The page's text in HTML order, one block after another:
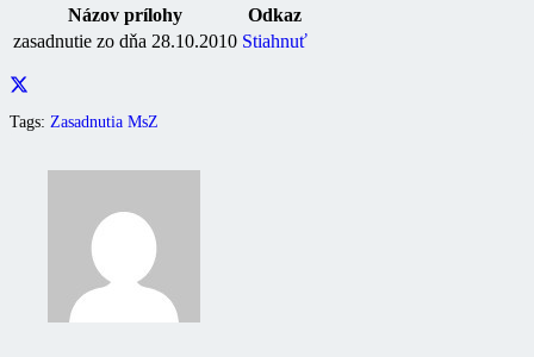
Názov prílohy
Odkaz
zasadnutie zo dňa 28.10.2010 Stiahnuť
Tags: Zasadnutia MsZ